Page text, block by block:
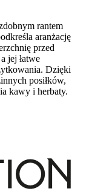
rantem
aranżację
przed
jej łatwe
Dzięki
posiłków,
kawy i herbaty.